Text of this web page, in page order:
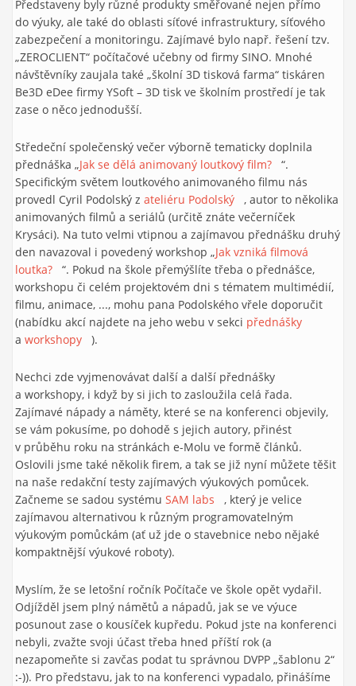
Představeny byly různé produkty směřované nejen přímo
do výuky, ale také do oblasti síťové infrastruktury, síťového
zabezpečení a monitoringu. Zajímavé bylo např. řešení tzv.
„ZEROCLIENT“ počítačové učebny od firmy SINO. Mnohé
návštěvníky zaujala také „školní 3D tisková farma“ tiskáren
Be3D eDee firmy YSoft – 3D tisk ve školním prostředí je tak
zase o něco jednodušší.
Středeční společenský večer výborně tematicky doplnila
přednáška „Jak se dělá animovaný loutkový film? (link is
external)
“.
Specifickým světem loutkového animovaného filmu nás
provedl Cyril Podolský z ateliéru Podolský (link is external)
, autor to několika
animovaných filmů a seriálů (určitě znáte večerníček
Krysáci). Na tuto velmi vtipnou a zajímavou přednášku druhý
den navazoval i povedený workshop „Jak vzniká filmová
loutka? (link is external)
“. Pokud na škole přemýšlíte třeba o přednášce,
workshopu či celém projektovém dni s tématem multimédií,
filmu, animace, ..., mohu pana Podolského vřele doporučit
(nabídku akcí najdete na jeho webu v sekci přednášky
a workshopy (link is external)
).
Nechci zde vyjmenovávat další a další přednášky
a workshopy, i když by si jich to zasloužila celá řada.
Zajímavé nápady a náměty, které se na konferenci objevily,
se vám pokusíme, po dohodě s jejich autory, přinést
v průběhu roku na stránkách e-Molu ve formě článků.
Oslovili jsme také několik firem, a tak se již nyní můžete těšit
na naše redakční testy zajímavých výukových pomůcek.
Začneme se sadou systému SAM labs (link is external)
, který je velice
zajímavou alternativou k různým programovatelným
výukovým pomůckám (ať už jde o stavebnice nebo nějaké
kompaktnější výukové roboty).
Myslím, že se letošní ročník Počítače ve škole opět vydařil.
Odjížděl jsem plný námětů a nápadů, jak se ve výuce
posunout zase o kousíček kupředu. Pokud jste na konferenci
nebyli, zvažte svoji účast třeba hned příští rok (a
nezapomeňte si zavčas podat tu správnou DVPP „šablonu 2“
:-)). Pro představu, jak to na konferenci vypadalo, přinášíme